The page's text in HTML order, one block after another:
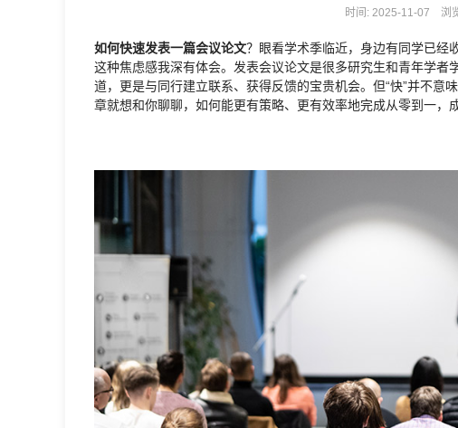
时间: 2025-11-07 浏
如何快速发表一篇会议论文？眼看学术季临近，身边有同学已经
这种焦虑感我深有体会。发表会议论文是很多研究生和青年学者
道，更是与同行建立联系、获得反馈的宝贵机会。但“快”并不意
章就想和你聊聊，如何能更有策略、更有效率地完成从零到一，